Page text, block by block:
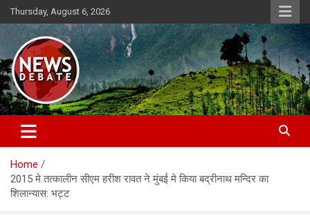
Skip
to
content
Thursday, August 6, 2026
News Debate
Home
2015 मे तत्कालीन सीएम हरीश रावत ने मुंबई मे किया बद्रीनाथ मन्दिर का
शिलान्यास: भट्ट